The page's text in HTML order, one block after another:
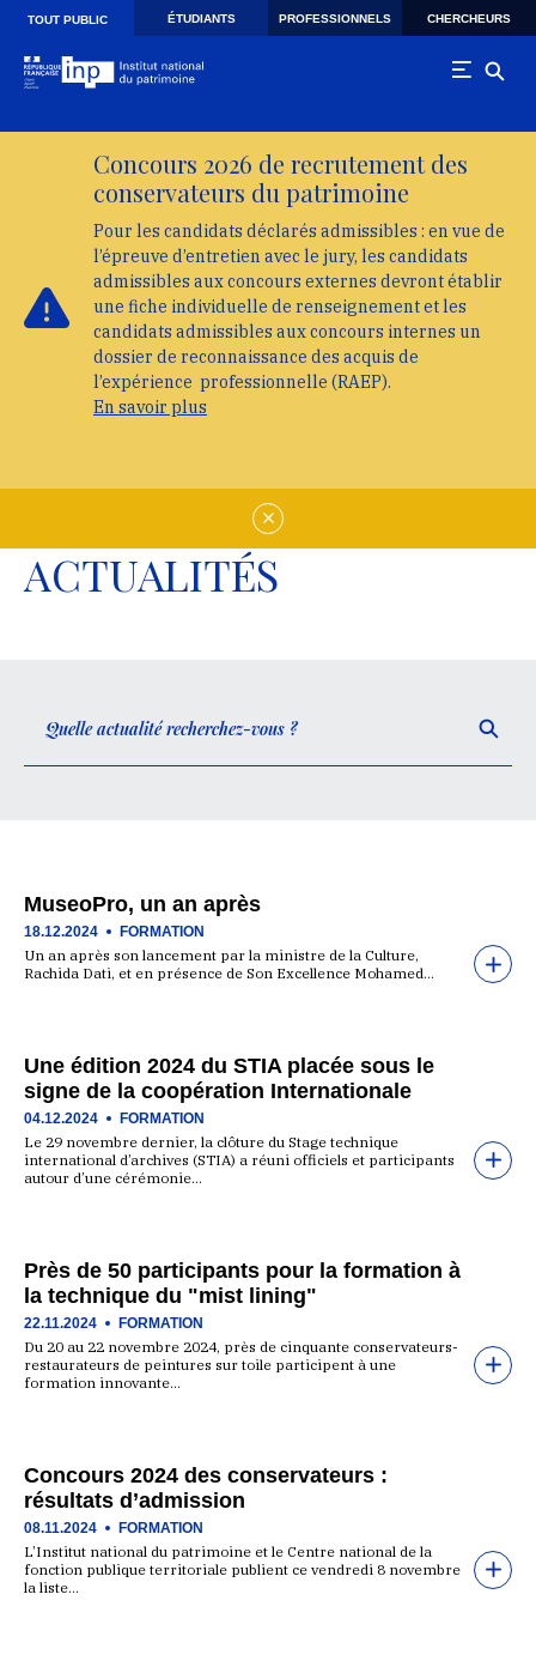
Skip to main navigation
Aller au contenu principal
TOUT PUBLIC ÉTUDIANTS PROFESSIONNELS CHERCHEURS
Concours 2026 de recrutement des
conservateurs du patrimoine
Pour les candidats déclarés admissibles : en vue de
l’épreuve d’entretien avec le jury, les candidats
admissibles aux concours externes devront établir
une fiche individuelle de renseignement et les
candidats admissibles aux concours internes un
dossier de reconnaissance des acquis de
l’expérience professionnelle (RAEP).
En savoir plus
ACTUALITÉS
MuseoPro, un an après
18.12.2024 FORMATION
Un an après son lancement par la ministre de la Culture,
Rachida Dati, et en présence de Son Excellence Mohamed…
Une édition 2024 du STIA placée sous le
signe de la coopération Internationale
04.12.2024 FORMATION
Le 29 novembre dernier, la clôture du Stage technique
international d’archives (STIA) a réuni officiels et participants
autour d’une cérémonie…
Près de 50 participants pour la formation à
la technique du "mist lining"
22.11.2024 FORMATION
Du 20 au 22 novembre 2024, près de cinquante conservateurs-
restaurateurs de peintures sur toile participent à une
formation innovante…
Concours 2024 des conservateurs :
résultats d’admission
08.11.2024 FORMATION
L’Institut national du patrimoine et le Centre national de la
fonction publique territoriale publient ce vendredi 8 novembre
la liste…